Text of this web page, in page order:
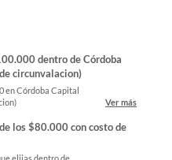
dentro de Córdoba
circunvalacion)
en Córdoba Capital
Ver más
los $80.000 con costo de
elijas dentro de